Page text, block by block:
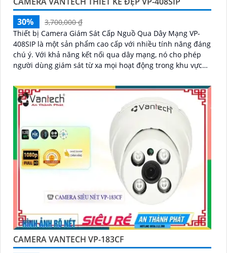
30%
3,700,000 ₫
Thiết bị Camera Giám Sát Cấp Nguồ Qua Dây Mạng VP-
408SIP là một sản phẩm cao cấp với nhiều tính năng đáng
chú ý. Với khả năng kết nối qua dây mạng, nó cho phép
người dùng giám sát từ xa mọi hoạt động trong khu vực
CAMERA VANTECH VP-183CF